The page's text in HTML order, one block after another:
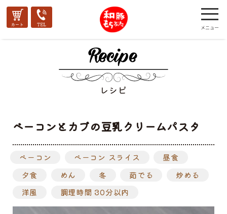
レシピ
ベーコンとカブの豆乳クリームパスタ
ベーコン ベーコン スライス
昼食
夕食
めん 冬 茹でる
炒める
洋風
調理時間 30分以内